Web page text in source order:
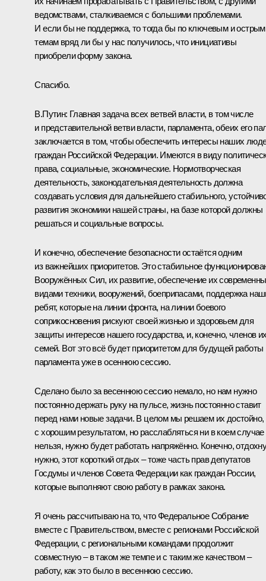
ведомствами, сталкиваемся с большими проблемами.
И если бы не поддержка, то тогда бы по ключевым и острым
темам вряд ли бы у нас получилось, что инициативы
приобрели форму закона.
Спасибо.
В.Путин: Главная задача всех ветвей власти, в том числе
и представительной ветви власти, парламента, обеих его
заключается в том, чтобы обеспечить интересы наших
граждан Российской Федерации. Имеются в виду
права, социальные, экономические. Нормотворческая
деятельность, законодательная деятельность должна
создавать условия для дальнейшего стабильного,
развития экономики нашей страны, на базе которой должны
решаться и социальные вопросы.
И конечно, обеспечение безопасности остаётся одним
из важнейших приоритетов. Это стабильное
Вооружённых Сил, их развитие, обеспечение их
видами техники, вооружений, боеприпасами, поддержка
ребят, которые на линии фронта, на линии боевого
соприкосновения рискуют своей жизнью и здоровьем для
защиты интересов нашего государства, и, конечно, членов
семей. Вот это всё будет приоритетом для будущей работы
парламента уже в осеннюю сессию.
Сделано было за весеннюю сессию немало, но нам нужно
постоянно держать руку на пульсе, жизнь постоянно ставит
перед нами новые задачи. В целом мы решаем их достойно,
с хорошим результатом, но расслабляться ни в коем случае
нельзя, нужно будет работать напряжённо. Конечно,
нужно, этот короткий отдых – тоже часть прав депутатов
Госдумы и членов Совета Федерации как граждан России,
которые выполняют свою работу в рамках закона.
Я очень рассчитываю на то, что Федеральное Собрание
вместе с Правительством, вместе с регионами Российской
Федерации, с региональными командами продолжит
совместную – в таком же темпе и с таким же качеством –
работу, как это было в весеннюю сессию.